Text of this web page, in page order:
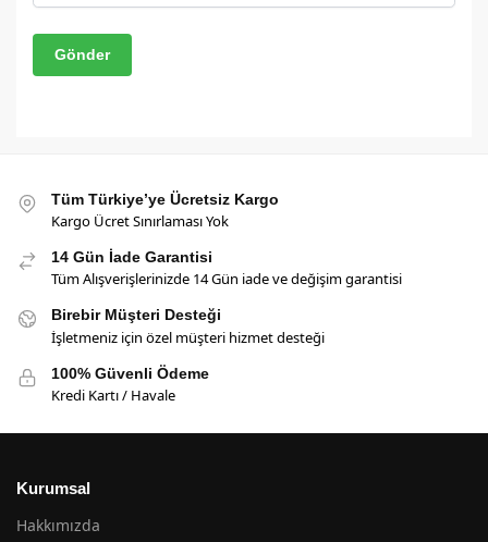
Tüm Türkiye’ye Ücretsiz Kargo
Kargo Ücret Sınırlaması Yok
14 Gün İade Garantisi
Tüm Alışverişlerinizde 14 Gün iade ve değişim garantisi
Birebir Müşteri Desteği
İşletmeniz için özel müşteri hizmet desteği
100% Güvenli Ödeme
Kredi Kartı / Havale
Kurumsal
Hakkımızda